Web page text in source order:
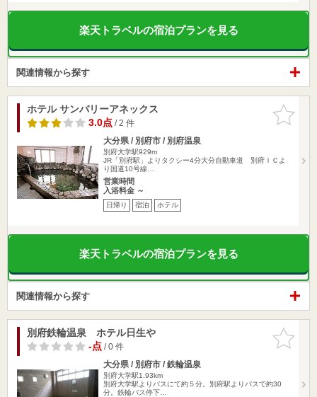
楽天トラベルの宿泊プランを見る
関連情報から探す
お気に入
りに追加
ホテル サンバリーアネックス
3.0点/ 2 件
大分県 / 別府市 / 別府温泉
別府大学駅929m
JR「別府駅」よりタクシー4分大分自動車道 別府ＩＣよ
り国道10号線…
営業時間
入浴料金 ～
日帰り 宿泊 ホテル
楽天トラベルの宿泊プランを見る
関連情報から探す
お気に入
りに追加
別府鉄輪温泉 ホテル日生や
-点/ 0 件
大分県 / 別府市 / 鉄輪温泉
別府大学駅1.93km
別府大学駅よりバスにて約５分。別府駅よりバスで約30
分。鉄輪バス停下…